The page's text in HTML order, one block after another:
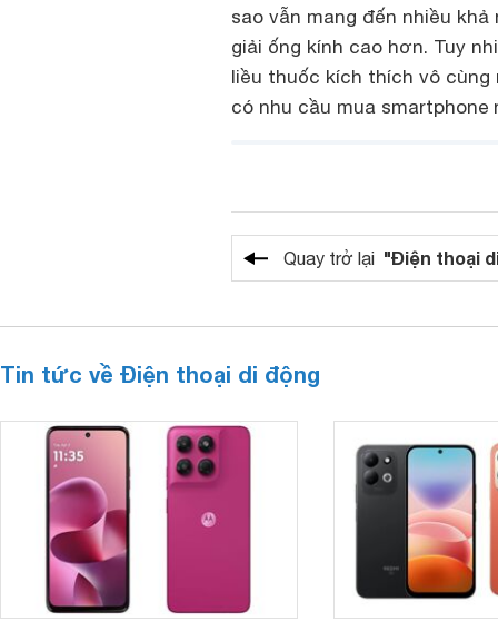
sao vẫn mang đến nhiều khả
giải ống kính cao hơn. Tuy
liều thuốc kích thích vô cùng
có nhu cầu mua
Quay trở lại "Điện thoại
Tin tức về Điện thoại di động